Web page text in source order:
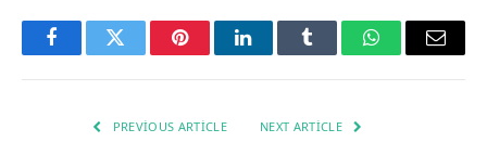
FacebookTwitter PinterestLinkedInTumblr WhatsAppEmail
PREVIOUS ARTICLE NEXT ARTICLE